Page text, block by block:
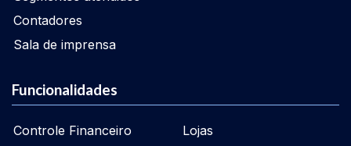
Contadores
Sala de imprensa
Funcionalidades
Controle Financeiro
Lojas